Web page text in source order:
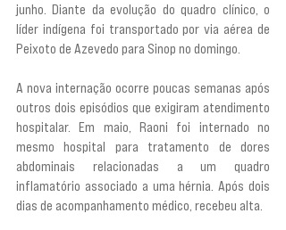
junho. Diante da evolução do quadro clínico, o
líder indígena foi transportado por via aérea de
Peixoto de Azevedo para Sinop no domingo.
A nova internação ocorre poucas semanas após
outros dois episódios que exigiram atendimento
hospitalar. Em maio, Raoni foi internado no
mesmo hospital para tratamento de dores
abdominais relacionadas a um quadro
inflamatório associado a uma hérnia. Após dois
dias de acompanhamento médico, recebeu alta.